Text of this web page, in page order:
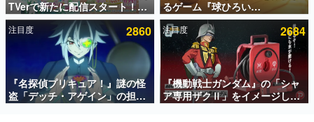
インタビュー
連載・特集一覧
殿堂入り記事
SNS拡散数が数千以上！ ページビュー数万以上！ などな
ど。多くの人々に読まれた、電ファミ渾身の“殿堂入り”記
事をまとめました。
TVerで新たに配信スタート！な
んと2018年～2024年の映画ほぼ
すべてが見放題に、ぶっちゃけ
ありえないラインナップ
るゲーム『球ひろい
Simulator』が「1件」のウィッ
シュリストをもとにチェコ語に
対応しSNSで話題に。『キング
ダム・カム』開発元やチェコの
プロ野球選手から称賛の声
注目度 2860
『名探偵プリキュア！』謎の怪
盗「デッチ・アゲイン」の担当
キャストは天﨑滉平さんと判
注目度 2684
『機動戦士ガンダム』の「シャ
ア専用ザクⅡ」をイメージした
散水ホースリールが予約開始。